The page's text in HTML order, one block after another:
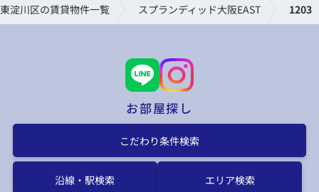
淀川区の賃貸物件一覧 スプランディッド大阪EAST 1203
お部屋探し
こだわり条件検索
沿線・駅検索 エリア検索